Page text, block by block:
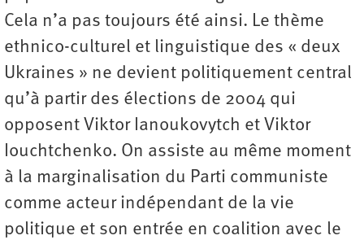
Cela n’a pas toujours été ainsi. Le thème
ethnico-culturel et linguistique des « deux
Ukraines » ne devient politiquement central
qu’à partir des élections de 2004 qui
opposent Viktor Ianoukovytch et Viktor
Iouchtchenko. On assiste au même moment
à la marginalisation du Parti communiste
comme acteur indépendant de la vie
politique et son entrée en coalition avec le